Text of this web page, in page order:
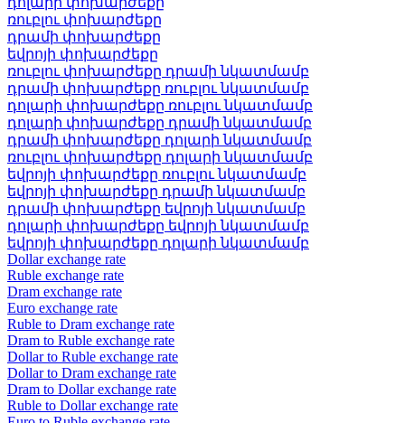
ռուբլու փոխարժեքը
դրամի փոխարժեքը
եվրոյի փոխարժեքը
ռուբլու փոխարժեքը դրամի նկատմամբ
դրամի փոխարժեքը ռուբլու նկատմամբ
դոլարի փոխարժեքը ռուբլու նկատմամբ
դոլարի փոխարժեքը դրամի նկատմամբ
դրամի փոխարժեքը դոլարի նկատմամբ
ռուբլու փոխարժեքը դոլարի նկատմամբ
եվրոյի փոխարժեքը ռուբլու նկատմամբ
եվրոյի փոխարժեքը դրամի նկատմամբ
դրամի փոխարժեքը եվրոյի նկատմամբ
դոլարի փոխարժեքը եվրոյի նկատմամբ
եվրոյի փոխարժեքը դոլարի նկատմամբ
Dollar exchange rate
Ruble exchange rate
Dram exchange rate
Euro exchange rate
Ruble to Dram exchange rate
Dram to Ruble exchange rate
Dollar to Ruble exchange rate
Dollar to Dram exchange rate
Dram to Dollar exchange rate
Ruble to Dollar exchange rate